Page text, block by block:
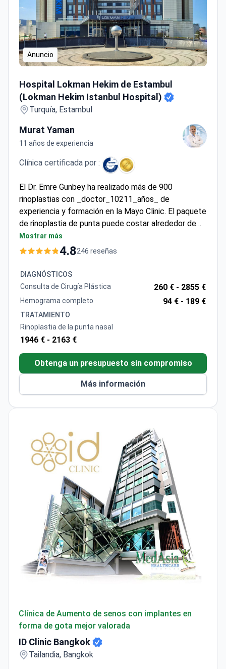
Anuncio
Hospital Lokman Hekim de Estambul (Lokman Hekim
(Lokman Hekim Istanbul Hospital)
Turquía, Estambul
Murat Yaman
11 años de experiencia
Clínica certificada por :
El Dr. Emre Gunbey ha realizado más de 900
rinoplastias con _doctor_10211_años_ de
experiencia y formación en la Mayo Clinic. El paquete
de rinoplastia de punta puede costar alrededor de
2.940 $, cubriendo la cirugía, 1 noche de
hospitalización, 5 días de estancia en hotel,
traslados y servicios de intérprete. Como
especialista en ORL con certificación del European
Board, trabaja en un hospital acreditado por la JCI e
ISO 9001. El paquete incluye enfermería privada y
Mostrar más
4.8
Consulta de Cirugía Plástica
Hemograma completo 94 € -189 €
TRATAMIENTO
Rinoplastia de la punta nasal
1946 € -2163 €
Más información
forma de gota mejor valorada
ID Clinic Bangkok
Tailandia, Bangkok
Dr Phatcharasak Kraisornphongsakul